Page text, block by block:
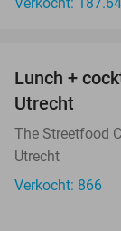
Verkocht:
Lunch +
Utrecht
The Streetfood
Utrecht
Verkocht: 866